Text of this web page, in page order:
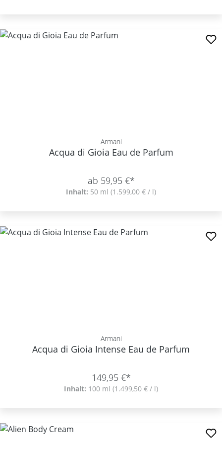
Armani
Acqua di Gioia Eau de Parfum
ab 59,95 €*
Inhalt: 50 ml (1.599,00 € / l)
Armani
Acqua di Gioia Intense Eau de Parfum
149,95 €*
Inhalt: 100 ml (1.499,50 € / l)